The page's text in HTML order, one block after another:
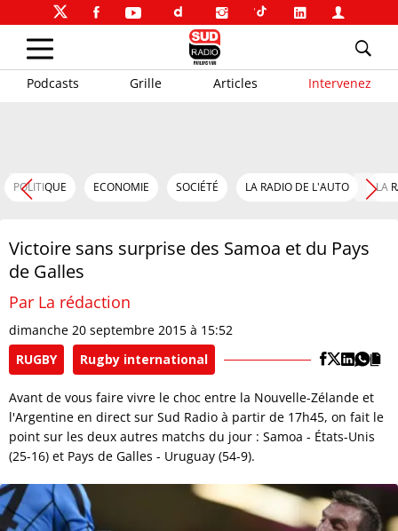
Podcasts Grille Articles Intervenez
POLITIQUE ECONOMIE SOCIÉTÉ LA RADIO DE L'AUTO LA
Victoire sans surprise des Samoa et du Pays
de Galles
Par La rédaction
dimanche 20 septembre 2015 à 15:52
RUGBY
Rugby international
Avant de vous faire vivre le choc entre la Nouvelle-Zélande et
l'Argentine en direct sur Sud Radio à partir de 17h45, on fait le
point sur les deux autres matchs du jour : Samoa - États-Unis
(25-16) et Pays de Galles - Uruguay (54-9).